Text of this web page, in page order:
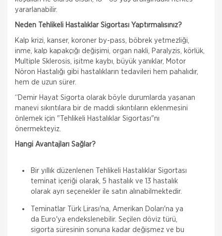
yararlanabilir.
Neden Tehlikeli Hastalıklar Sigortası Yaptırmalısınız?
Kalp krizi, kanser, koroner by-pass, böbrek yetmezliği,
inme, kalp kapakçığı değişimi, organ nakli, Paralyzis, körlük,
Multiple Sklerosis, işitme kaybı, büyük yanıklar, Motor
Nöron Hastalığı gibi hastalıkların tedavileri hem pahalıdır,
hem de uzun sürer.
“Demir Hayat Sigorta olarak böyle durumlarda yaşanan
manevi sıkıntılara bir de maddi sıkıntıların eklenmesini
önlemek için "Tehlikeli Hastalıklar Sigortası"nı
önermekteyiz.
Hangi Avantajları Sağlar?
Bir yıllık düzenlenen Tehlikeli Hastalıklar Sigortası
teminat içeriği olarak, 5 hastalık ve 13 hastalık
olarak ayrı seçenekler ile satın alınabilmektedir.
Teminatlar Türk Lirası'na, Amerikan Doları'na ya
da Euro'ya endekslenebilir. Seçilen döviz türü,
sigorta süresinin sonuna kadar değişmez ve bu
Quick Sigorta
Zorunlu Deprem Sigortası